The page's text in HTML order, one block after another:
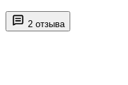
2 отзыва